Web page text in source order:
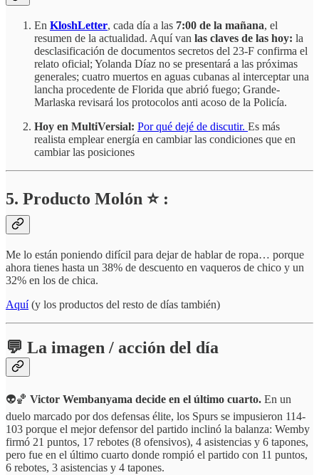
En KloshLetter, cada día a las 7:00 de la mañana, el
resumen de la actualidad. Aquí van las claves de las hoy: la
desclasificación de documentos secretos del 23-F confirma el
relato oficial; Yolanda Díaz no se presentará a las próximas
generales; cuatro muertos en aguas cubanas al interceptar una
lancha procedente de Florida que abrió fuego; Grande-
Marlaska revisará los protocolos anti acoso de la Policía.
Hoy en MultiVersial: Por qué dejé de discutir. Es más
realista emplear energía en cambiar las condiciones que en
cambiar las posiciones
5. Producto Molón ⭐ :
Me lo están poniendo difícil para dejar de hablar de ropa… porque
ahora tienes hasta un 38% de descuento en vaqueros de chico y un
32% en los de chica.
Aquí(y los productos del resto de días también)
💬 La imagen / acción del día
👽🏀 Victor Wembanyama decide en el último cuarto. En un
duelo marcado por dos defensas élite, los Spurs se impusieron 114-
103 porque el mejor defensor del partido inclinó la balanza: Wemby
firmó 21 puntos, 17 rebotes (8 ofensivos), 4 asistencias y 6 tapones,
pero fue en el último cuarto donde rompió el partido con 11 puntos,
6 rebotes, 3 asistencias y 4 tapones.